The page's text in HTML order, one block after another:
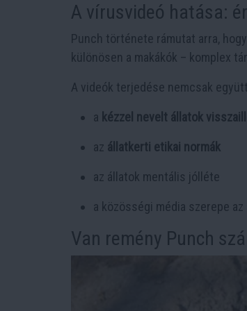
A vírusvideó hatása:
Punch története rámutat arra,
különösen a makákók – komplex
A videók terjedése nemcsak
a kézzel nevelt állatok
az állatkerti etikai normák
az állatok mentális jólléte
a közösségi média szerepe
Van remény Punch